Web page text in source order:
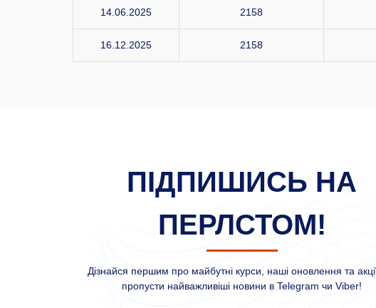
14.06.2025 2158
16.12.2025 2158
ПІДПИШИСЬ НА
ПЕРЛСТОМ!
Дізнайся першим про майбутні курси, наші оновлення та
пропусти найважливіші новини в Telegram чи Viber!